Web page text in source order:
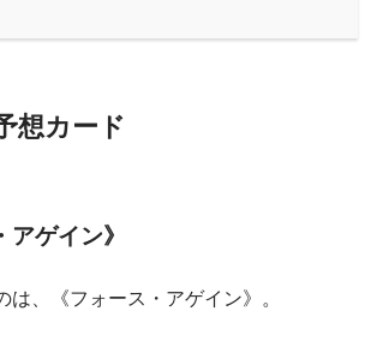
想カード
アゲイン》
は、《フォース・アゲイン》。